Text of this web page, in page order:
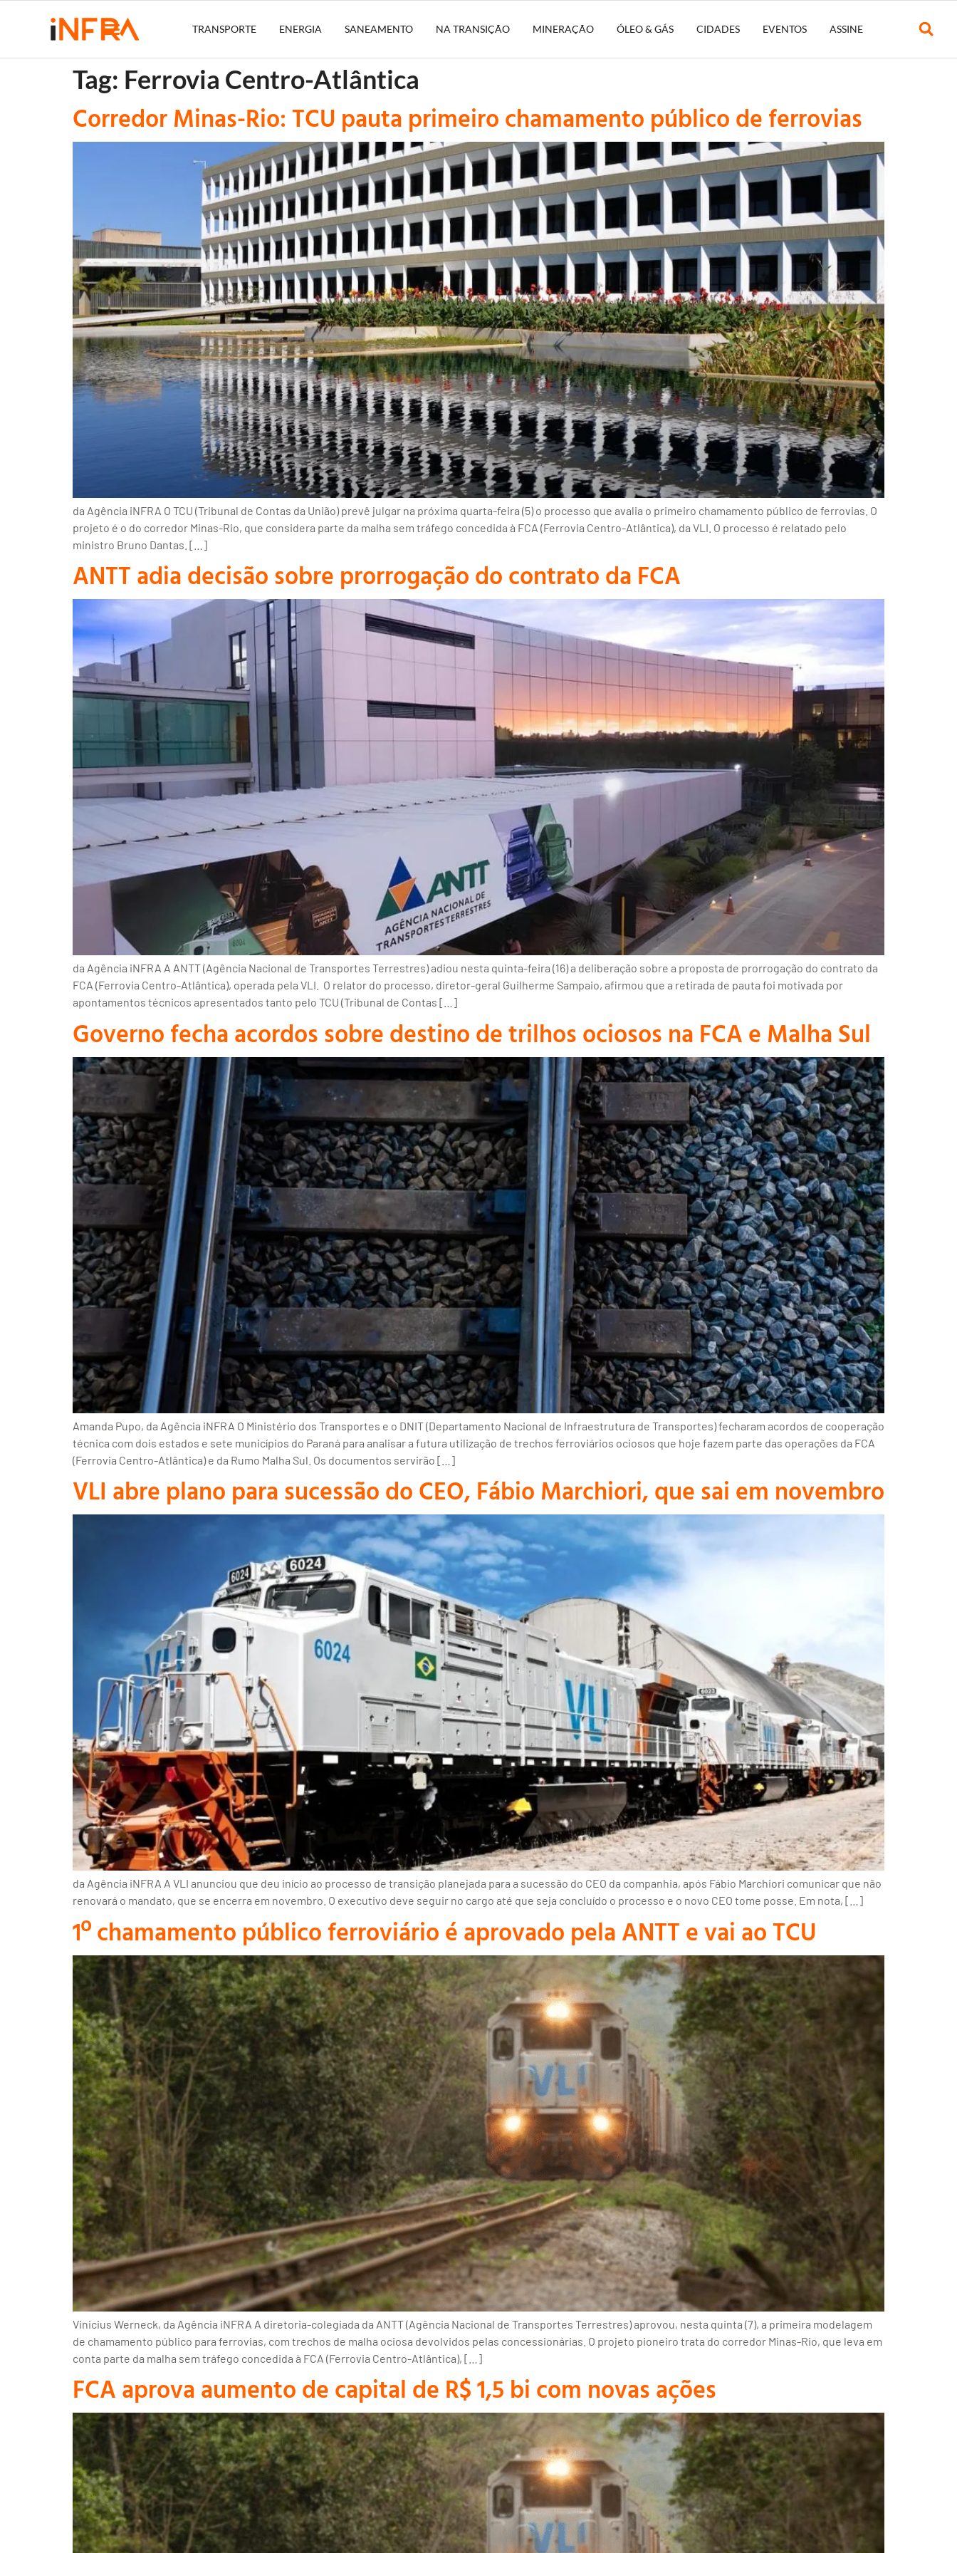
TRANSPORTE ENERGIA SANEAMENTO NA TRANSIÇÃO MINERAÇÃO ÓLEO & GÁS CIDADES EVENTOS ASSINE
Tag: Ferrovia Centro-Atlântica
Corredor Minas-Rio: TCU pauta primeiro chamamento público de ferrovias
da Agência iNFRA O TCU (Tribunal de Contas da União) prevê julgar na próxima quarta-feira (5) o processo que avalia o primeiro chamamento público de ferrovias. O
projeto é o do corredor Minas-Rio, que considera parte da malha sem tráfego concedida à FCA (Ferrovia Centro-Atlântica), da VLI. O processo é relatado pelo
ministro Bruno Dantas. […]
ANTT adia decisão sobre prorrogação do contrato da FCA
da Agência iNFRA A ANTT (Agência Nacional de Transportes Terrestres) adiou nesta quinta-feira (16) a deliberação sobre a proposta de prorrogação do contrato da
FCA (Ferrovia Centro-Atlântica), operada pela VLI. O relator do processo, diretor-geral Guilherme Sampaio, afirmou que a retirada de pauta foi motivada por
apontamentos técnicos apresentados tanto pelo TCU (Tribunal de Contas […]
Governo fecha acordos sobre destino de trilhos ociosos na FCA e Malha Sul
Amanda Pupo, da Agência iNFRA O Ministério dos Transportes e o DNIT (Departamento Nacional de Infraestrutura de Transportes) fecharam acordos de cooperação
técnica com dois estados e sete municípios do Paraná para analisar a futura utilização de trechos ferroviários ociosos que hoje fazem parte das operações da FCA
(Ferrovia Centro-Atlântica) e da Rumo Malha Sul. Os documentos servirão […]
VLI abre plano para sucessão do CEO, Fábio Marchiori, que sai em novembro
da Agência iNFRA A VLI anunciou que deu início ao processo de transição planejada para a sucessão do CEO da companhia, após Fábio Marchiori comunicar que não
renovará o mandato, que se encerra em novembro. O executivo deve seguir no cargo até que seja concluído o processo e o novo CEO tome posse. Em nota, […]
1º chamamento público ferroviário é aprovado pela ANTT e vai ao TCU
Vinicius Werneck, da Agência iNFRA A diretoria-colegiada da ANTT (Agência Nacional de Transportes Terrestres) aprovou, nesta quinta (7), a primeira modelagem
de chamamento público para ferrovias, com trechos de malha ociosa devolvidos pelas concessionárias. O projeto pioneiro trata do corredor Minas-Rio, que leva em
conta parte da malha sem tráfego concedida à FCA (Ferrovia Centro-Atlântica), […]
FCA aprova aumento de capital de R$ 1,5 bi com novas ações